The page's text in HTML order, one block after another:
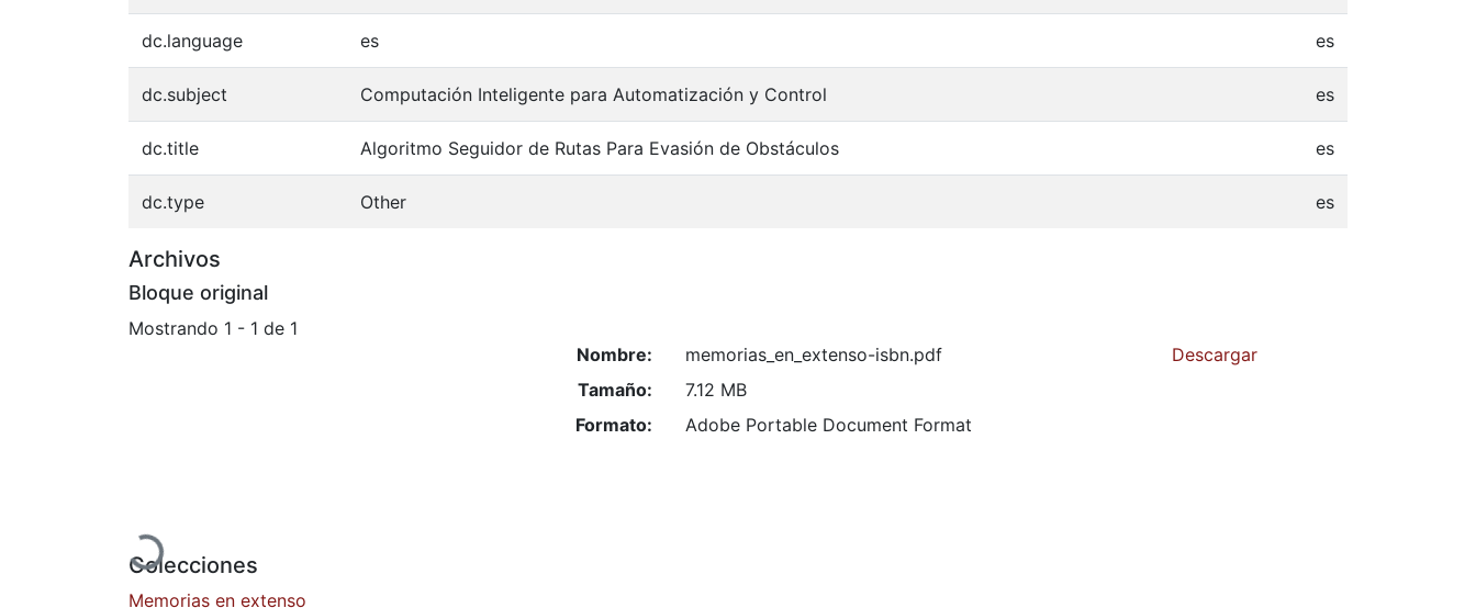
dc.language es es
dc.subject Computación Inteligente para Automatización y Control es
dc.title Algoritmo Seguidor de Rutas Para Evasión de Obstáculos es
dc.type Other es
Archivos
Bloque original
Mostrando 1 - 1 de 1
Cargando...
Nombre:
memorias_en_extenso-isbn.pdf
Tamaño:
7.12 MB
Formato:
Adobe Portable Document Format
Descargar
Colecciones
Memorias en extenso